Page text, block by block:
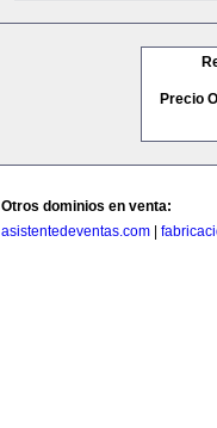
Precio
Otros dominios en venta:
asistentedeventas.com